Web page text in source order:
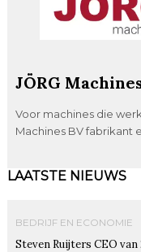
JÖRG
Voor machines die
Machines BV fabrikant
LAATSTE NIEUWS
BEDRIJF EN ECONOMIE
Steven Ruijters CEO